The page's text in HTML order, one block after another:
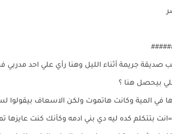
صديقة جريمة أثناء الليل وهنا رأي علي احد مدربي
بيحصل هنا ؟
في المية وكانت هاتموت ولكن الاسعاف بيقولوا
بتتكلم كده ليه دي بني ادمه وكأنك كنت عايزها